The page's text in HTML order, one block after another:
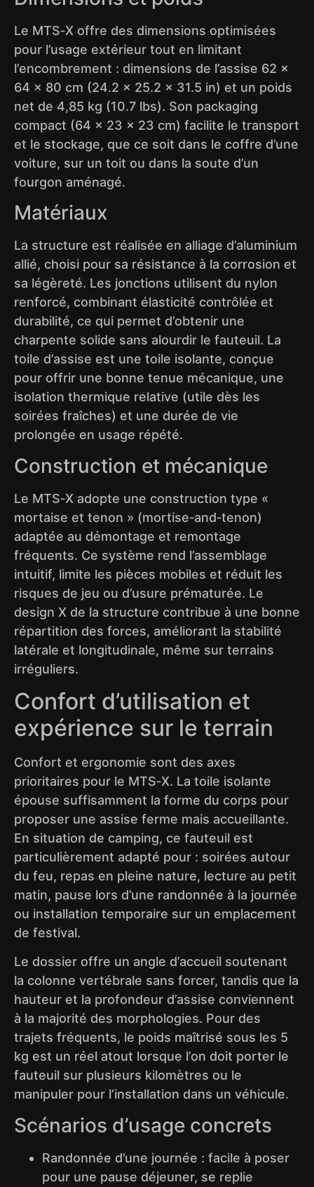
Le MTS‑X offre des dimensions optimisées
pour l’usage extérieur tout en limitant
l’encombrement : dimensions de l’assise 62 ×
64 × 80 cm (24.2 × 25.2 × 31.5 in) et un poids
net de 4,85 kg (10.7 lbs). Son packaging
compact (64 × 23 × 23 cm) facilite le transport
et le stockage, que ce soit dans le coffre d’une
voiture, sur un toit ou dans la soute d’un
fourgon aménagé.
Matériaux
La structure est réalisée en alliage d’aluminium
allié, choisi pour sa résistance à la corrosion et
sa légèreté. Les jonctions utilisent du nylon
renforcé, combinant élasticité contrôlée et
durabilité, ce qui permet d’obtenir une
charpente solide sans alourdir le fauteuil. La
toile d’assise est une toile isolante, conçue
pour offrir une bonne tenue mécanique, une
isolation thermique relative (utile dès les
soirées fraîches) et une durée de vie
prolongée en usage répété.
Construction et mécanique
Le MTS‑X adopte une construction type «
mortaise et tenon » (mortise‑and‑tenon)
adaptée au démontage et remontage
fréquents. Ce système rend l’assemblage
intuitif, limite les pièces mobiles et réduit les
risques de jeu ou d’usure prématurée. Le
design X de la structure contribue à une bonne
répartition des forces, améliorant la stabilité
latérale et longitudinale, même sur terrains
irréguliers.
Confort d’utilisation et
expérience sur le terrain
Confort et ergonomie sont des axes
prioritaires pour le MTS‑X. La toile isolante
épouse suffisamment la forme du corps pour
proposer une assise ferme mais accueillante.
En situation de camping, ce fauteuil est
particulièrement adapté pour : soirées autour
du feu, repas en pleine nature, lecture au petit
matin, pause lors d’une randonnée à la journée
ou installation temporaire sur un emplacement
de festival.
Le dossier offre un angle d’accueil soutenant
la colonne vertébrale sans forcer, tandis que la
hauteur et la profondeur d’assise conviennent
à la majorité des morphologies. Pour des
trajets fréquents, le poids maîtrisé sous les 5
kg est un réel atout lorsque l’on doit porter le
fauteuil sur plusieurs kilomètres ou le
manipuler pour l’installation dans un véhicule.
Scénarios d’usage concrets
Randonnée d’une journée : facile à poser
pour une pause déjeuner, se replie